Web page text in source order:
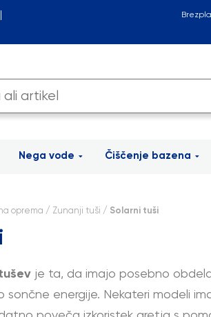
Nega vode Čiščenje bazena
oprema / Zunanji tuši / Solarni tuši
je ta, da imajo posebno
sončne energije. Nekateri modeli